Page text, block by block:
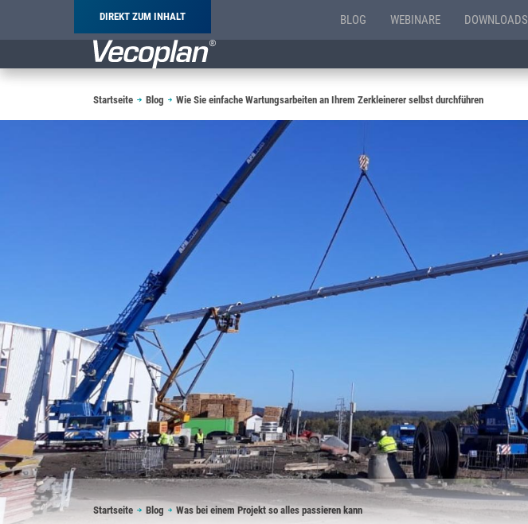
DIREKT ZUM INHALT BLOG WEBINARE DOWNLOADS
Pfadnavigation
Startseite Blog Wie Sie einfache Wartungsarbeiten an Ihrem Zerkleinerer selbst durchführen
Pfadnavigation
Startseite Blog Was bei einem Projekt so alles passieren kann